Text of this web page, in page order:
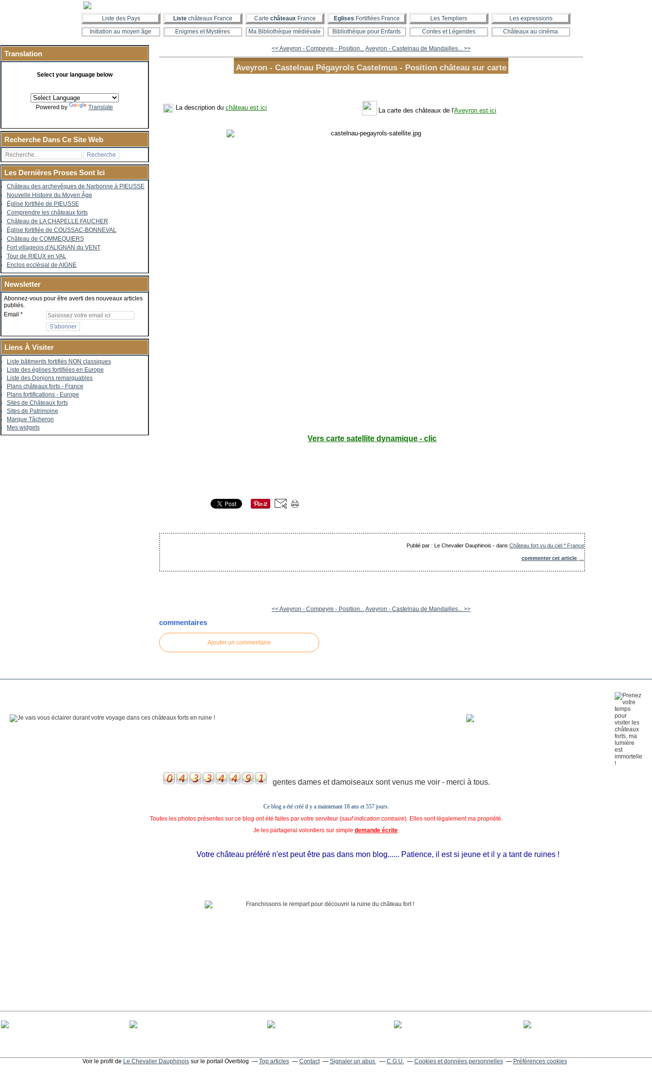
Liste des Pays Liste châteaux France Carte châteauxFrance Eglises Fortifiées France Les Templiers
Les expressions
Initiation au moyen âge
Enigmes et Mystères Ma Bibliothèque médiévale Bibliothèque pour Enfants Contes et Légendes Châteaux au cinéma
Translation
Select your language below
Powered by Translate
Recherche Dans Ce Site Web
Les Dernières Proses Sont Ici
Château des archevêques de Narbonne à PIEUSSE
Nouvelle Histoire du Moyen Âge
Église fortifiée de PIEUSSE
Comprendre les châteaux forts
Château de LA CHAPELLE FAUCHER
Église fortifiée de COUSSAC-BONNEVAL
Château de COMMEQUIERS
Fort villageois d'ALIGNAN du VENT
Tour de RIEUX en VAL
Enclos ecclésial de AIGNE
Newsletter
Abonnez-vous pour être averti des nouveaux articles
publiés.
Email
Liens À Visiter
Liste bâtiments fortifiés NON classiques
Liste des églises fortifiées en Europe
Liste des Donjons remarquables
Plans châteaux forts - France
Plans fortifications - Europe
Sites de Châteaux forts
Sites de Patrimoine
Marque Tâcheron
Mes widgets
<< Aveyron - Compeyre - Position...Aveyron - Castelnau de Mandailles... >>
Aveyron - Castelnau Pégayrols Castelmus - Position château sur carte
La description duchâteau est ici La carte des châteaux de l'Aveyron est ici
Vers carte satellite dynamique - clic
Publié par : Le Chevalier Dauphinois -dans Château fort vu du ciel * France
commenter cet article
<< Aveyron - Compeyre - Position...Aveyron - Castelnau de Mandailles... >>
commentaires
Ajouter un commentaire
gentes dames et damoiseaux sont venus me voir - merci à tous.
Ce blog a été créé il y a maintenant 18 ans et 557 jours.
Toutes les photos présentes sur ce blog ont été faites par votre serviteur (sauf indication contraire). Elles sont légalement ma propriété.
Je les partagerai volontiers sur simple demande écrite.
Votre château préféré n'est peut être pas dans mon blog...... Patience, il est si jeune et il y a tant de ruines !
Voir le profil de Le Chevalier Dauphinoissur le portail Overblog Top articles Contact Signaler un abus C.G.U. Cookies et données personnelles Préférences cookies